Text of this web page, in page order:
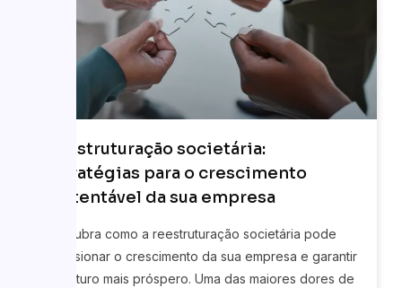
Reestruturação societária:
Estratégias para o crescimento
sustentável da sua empresa
Descubra como a reestruturação societária pode
impulsionar o crescimento da sua empresa e garantir
um futuro mais próspero. Uma das maiores dores de